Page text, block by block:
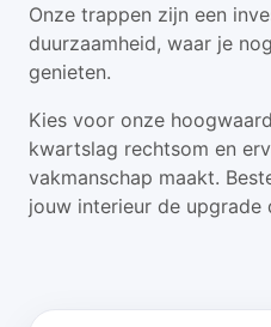
Onze trappen zijn een
duurzaamheid, waar je
genieten.
Kies voor onze
kwartslag rechtsom en
vakmanschap maakt.
jouw interieur de upgrade